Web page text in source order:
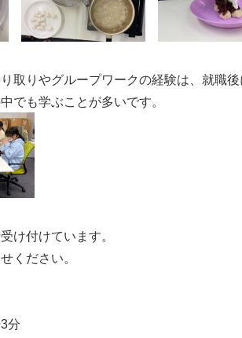
取りやグループワークの経験は、就職
でも学ぶことが多いです。
け付けています。
ください。
分